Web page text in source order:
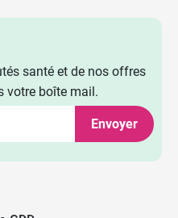
santé et de nos offres
votre boîte mail.
Envoyer